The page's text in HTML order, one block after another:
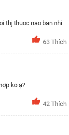
thj thuoc nao ban nhi
63 Thích
ko ạ?
42 Thích